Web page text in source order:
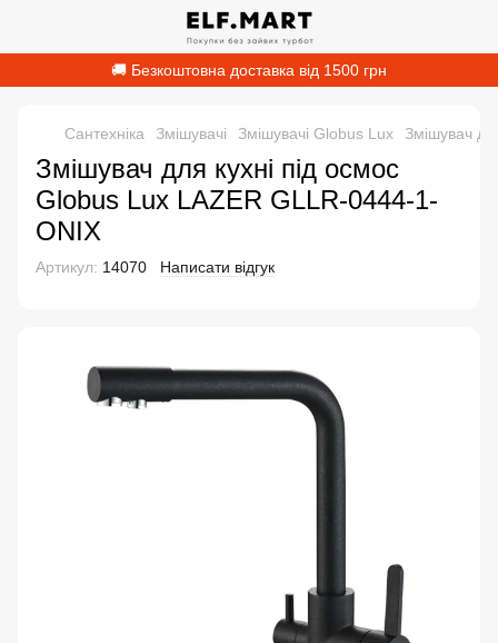
🚚 Безкоштовна доставка від 1500 грн
Сантехніка Змішувачі Змішувачі Globus Lux Змішувач
Змішувач для кухні під осмос
Globus Lux LAZER GLLR-0444-1-
ONIX
Артикул: 14070 Написати відгук